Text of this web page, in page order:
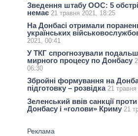
Зведення штабу ООС: 5
немає 21 травня 2021, 18:25
На Донбасі отримали
українських
2021, 00:41
У ТКГ спрогнозували
мирного процесу по Донбасу
06:30
Збройні формування на
підготовку – розвідка 21
Зеленський ввів санкції
Донбасу і «голови» Криму 21